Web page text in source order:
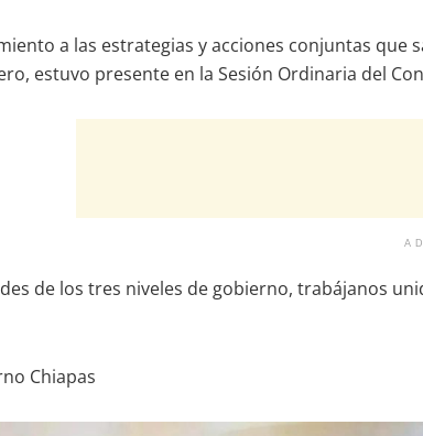
a las estrategias y acciones conjuntas
estuvo presente en la Sesión Ordinaria del
de los tres niveles de gobierno, trabájanos
Chiapas